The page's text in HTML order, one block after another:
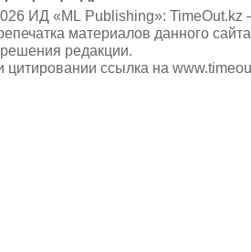
ИД «ML Publishing»: TimeOut.kz
материалов данного
редакции.
цитировании ссылка на